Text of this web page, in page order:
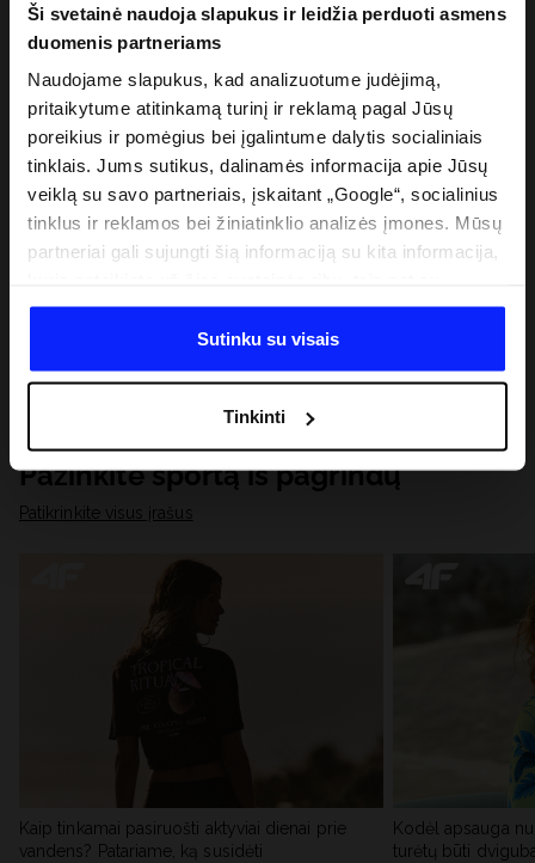
Ši svetainė naudoja slapukus ir leidžia perduoti asmens
duomenis partneriams
Naudojame slapukus, kad analizuotume judėjimą,
pritaikytume atitinkamą turinį ir reklamą pagal Jūsų
poreikius ir pomėgius bei įgalintume dalytis socialiniais
tinklais. Jums sutikus, dalinamės informacija apie Jūsų
veiklą su savo partneriais, įskaitant „Google“, socialinius
tinklus ir reklamos bei žiniatinklio analizės įmones. Mūsų
partneriai gali sujungti šią informaciją su kita informacija,
duomenimis, kuriuos jie gauna, kai naudojatės jų
paslaugomis. Gavus Jūsų leidimą, mes galime perduoti
Jūsų asmeninę informaciją savo partneriams, siekdami
analitinius tyrimus, pritaikyti turinį ir tobulinti mūsų
partnerių siūlomus sprendimus (pvz., socialinius tinklus).
Išsamią informaciją rasite mūsų Privatumo politikoje ir
skiltyje „Išsami informacija“.
Sutinku su visais
Tinkinti
Pažinkite sportą iš pagrindų
Patikrinkite visus įrašus
Kaip tinkamai pasiruošti aktyviai dienai prie
vandens? Patariame, ką susidėti
Kodėl apsauga
turėtų būti